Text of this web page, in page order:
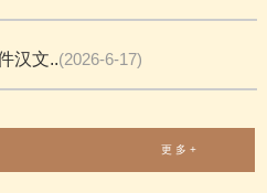
汉文..(2026-6-17)
更 多 +